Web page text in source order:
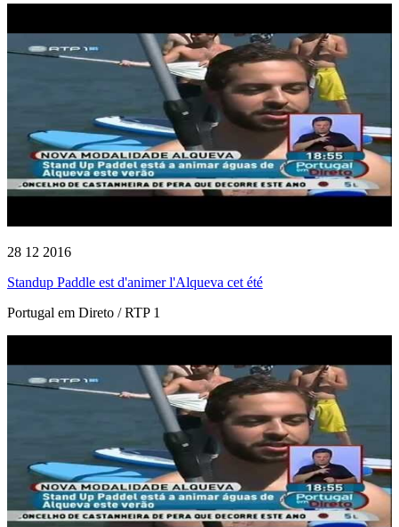
28 12 2016
Standup Paddle est d'animer l'Alqueva cet été
Portugal em Direto / RTP 1